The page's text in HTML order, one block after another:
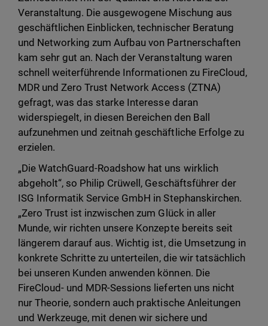
Veranstaltung. Die ausgewogene Mischung aus
geschäftlichen Einblicken, technischer Beratung
und Networking zum Aufbau von Partnerschaften
kam sehr gut an. Nach der Veranstaltung waren
schnell weiterführende Informationen zu FireCloud,
MDR und Zero Trust Network Access (ZTNA)
gefragt, was das starke Interesse daran
widerspiegelt, in diesen Bereichen den Ball
aufzunehmen und zeitnah geschäftliche Erfolge zu
erzielen.
„Die WatchGuard-Roadshow hat uns wirklich
abgeholt“, so Philip Crüwell, Geschäftsführer der
ISG Informatik Service GmbH in Stephanskirchen.
„Zero Trust ist inzwischen zum Glück in aller
Munde, wir richten unsere Konzepte bereits seit
längerem darauf aus. Wichtig ist, die Umsetzung in
konkrete Schritte zu unterteilen, die wir tatsächlich
bei unseren Kunden anwenden können. Die
FireCloud- und MDR-Sessions lieferten uns nicht
nur Theorie, sondern auch praktische Anleitungen
und Werkzeuge, mit denen wir sichere und